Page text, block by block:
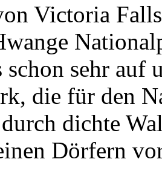
Victoria
schon sehr auf
die für den
dichte
Dörfern